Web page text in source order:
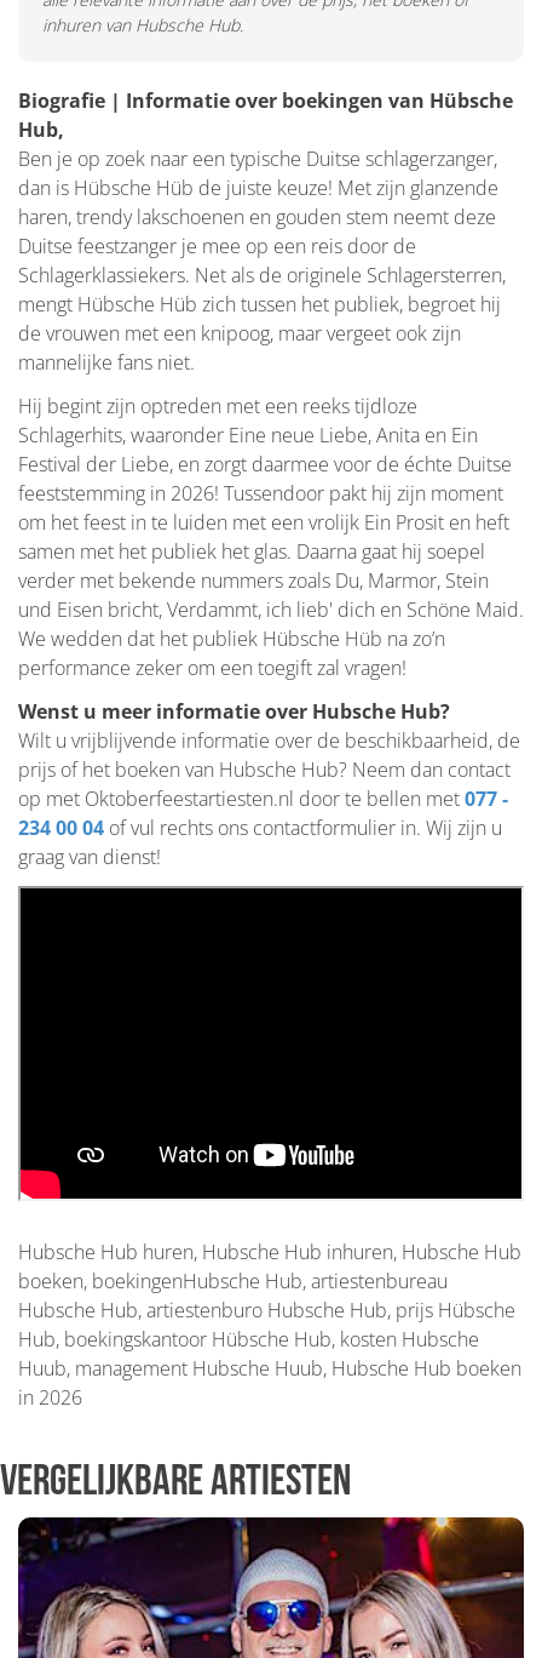
inhuren van Hubsche Hub.
Biografie | Informatie over boekingen van Hübsche
Hub,
Ben je op zoek naar een typische Duitse schlagerzanger,
dan is Hübsche Hüb de juiste keuze! Met zijn glanzende
haren, trendy lakschoenen en gouden stem neemt deze
Duitse feestzanger je mee op een reis door de
Schlagerklassiekers. Net als de originele Schlagersterren,
mengt Hübsche Hüb zich tussen het publiek, begroet hij
de vrouwen met een knipoog, maar vergeet ook zijn
mannelijke fans niet.
Hij begint zijn optreden met een reeks tijdloze
Schlagerhits, waaronder Eine neue Liebe, Anita en Ein
Festival der Liebe, en zorgt daarmee voor de échte Duitse
feeststemming in 2026! Tussendoor pakt hij zijn moment
om het feest in te luiden met een vrolijk Ein Prosit en heft
samen met het publiek het glas. Daarna gaat hij soepel
verder met bekende nummers zoals Du, Marmor, Stein
und Eisen bricht, Verdammt, ich lieb' dich en Schöne Maid.
We wedden dat het publiek Hübsche Hüb na zo’n
performance zeker om een toegift zal vragen!
Wenst u meer informatie over Hubsche Hub?
Wilt u vrijblijvende informatie over de beschikbaarheid, de
prijs of het boeken van Hubsche Hub? Neem dan contact
op met Oktoberfeestartiesten.nl door te bellen met077 -
234 00 04 of vul rechts ons contactformulier in. Wij zijn u
graag van dienst!
Hubsche Hub huren, Hubsche Hub inhuren, Hubsche Hub
boeken, boekingenHubsche Hub, artiestenbureau
Hubsche Hub, artiestenburo Hubsche Hub, prijs Hübsche
Hub, boekingskantoor Hübsche Hub, kosten Hubsche
Huub, management Hubsche Huub, Hubsche Hub boeken
in 2026
Vergelijkbare artiesten